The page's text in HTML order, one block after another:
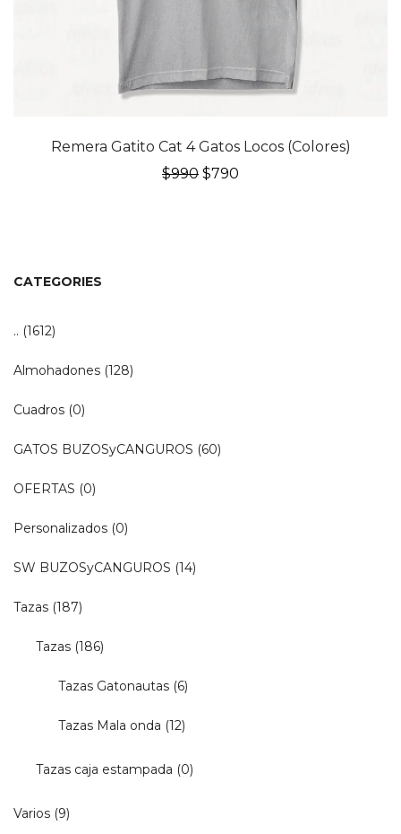
20% OFF
Remera Gatito Cat 4 Gatos Locos (Colores)
$990 El
$790
CATEGORIES
.. (1612)
Almohadones (128)
Cuadros (0)
GATOS BUZOSyCANGUROS (60)
OFERTAS (0)
Personalizados (0)
SW BUZOSyCANGUROS (14)
Tazas (187)
Tazas (186)
Tazas Gatonautas (6)
Tazas Mala onda (12)
Tazas caja estampada (0)
Varios (9)